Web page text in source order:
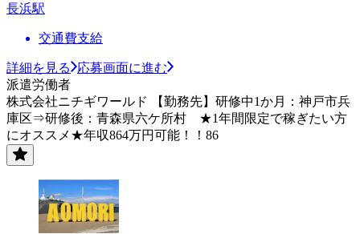
長浜駅
交通費支給
詳細を見る
応募画面に進む
派遣労働者
株式会社ニチギワールド 【勤務先】研修中1か月：神戸市兵
庫区⇒研修後：青森県六ケ所村 ★1年間限定で稼ぎたい方
にオススメ★年収864万円可能！！86